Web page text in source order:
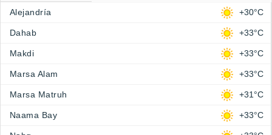
Alejandría +30°C
Dahab +33°C
Makdi +33°C
Marsa Alam +33°C
Marsa Matruh +31°C
Naama Bay +33°C